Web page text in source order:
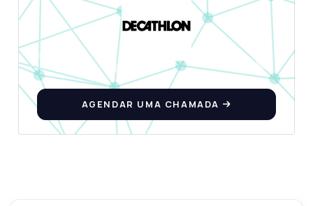
AGENDAR UMA CHAMADA